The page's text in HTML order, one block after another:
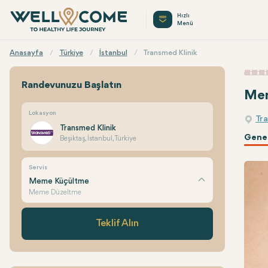
Hızlı
Menü
Anasayfa Türkiye İstanbul Transmed Klinik
Randevunuzu Başlatın
Lokasyon
Transmed Klinik
Beşiktaş, İstanbul, Türkiye
Servis
Meme Küçültme
Meme Düzeltme
Teklif Alın